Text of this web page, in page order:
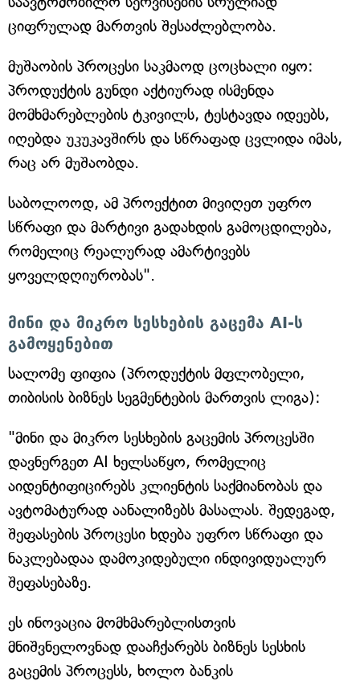
ციფრულად მართვის შესაძლებლობა.
მუშაობის პროცესი საკმაოდ ცოცხალი იყო:
პროდუქტის გუნდი აქტიურად ისმენდა
მომხმარებლების ტკივილს, ტესტავდა იდეებს,
იღებდა უკუკავშირს და სწრაფად ცვლიდა იმას,
რაც არ მუშაობდა.
საბოლოოდ, ამ პროექტით მივიღეთ უფრო
სწრაფი და მარტივი გადახდის გამოცდილება,
რომელიც რეალურად ამარტივებს
ყოველდღიურობას".
მინი და მიკრო სესხების გაცემა AI-ს
გამოყენებით
სალომე ფიფია (პროდუქტის მფლობელი,
თიბისის ბიზნეს სეგმენტების მართვის ლიგა):
"მინი და მიკრო სესხების გაცემის პროცესში
დავნერგეთ AI ხელსაწყო, რომელიც
აიდენტიფიცირებს კლიენტის საქმიანობას და
ავტომატურად აანალიზებს მასალას. შედეგად,
შეფასების პროცესი ხდება უფრო სწრაფი და
ნაკლებადაა დამოკიდებული ინდივიდუალურ
შეფასებაზე.
ეს ინოვაცია მომხმარებლისთვის
მნიშვნელოვნად დააჩქარებს ბიზნეს სესხის
გაცემის პროცესს, ხოლო ბანკის